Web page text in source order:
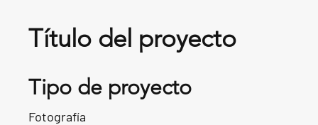
Título del proyecto
Tipo de proyecto
Fotografía